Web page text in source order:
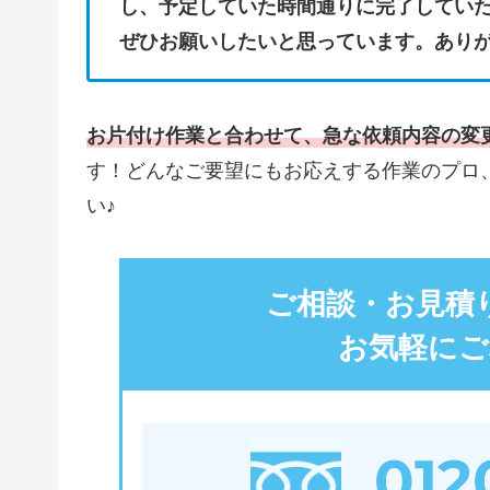
し、予定していた時間通りに完了してい
ぜひお願いしたいと思っています。あり
お片付け作業と合わせて、急な依頼内容の変
す！どんなご要望にもお応えする作業のプ
い♪
ご相談・お見積
お気軽に